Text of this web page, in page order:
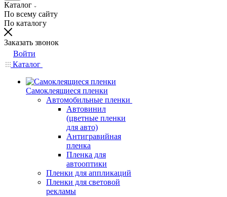
Каталог
По всему сайту
По каталогу
Заказать звонок
Войти
Каталог
Самоклеящиеся пленки
Автомобильные пленки
Автовинил
(цветные пленки
для авто)
Антигравийная
пленка
Пленка для
автооптики
Пленки для аппликаций
Пленки для световой
рекламы